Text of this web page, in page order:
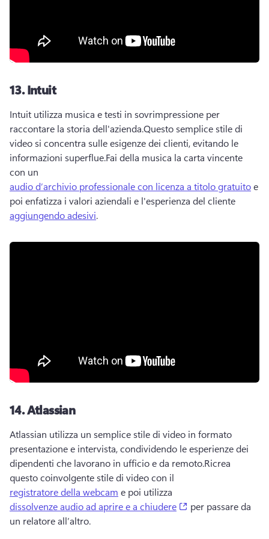
13.Intuit
Intuit utilizza musica e testi in sovrimpressione per
raccontare la storia dell'azienda.Questo semplice stile di
video si concentra sulle esigenze dei clienti, evitando le
informazioni superflue.Fai della musica la carta vincente
con un
audio d’archivio professionale con licenza a titolo gratuito e
poi enfatizza i valori aziendali e l'esperienza del cliente
aggiungendo adesivi.
14.Atlassian
Atlassian utilizza un semplice stile di video in formato
presentazione e intervista, condividendo le esperienze dei
dipendenti che lavorano in ufficio e da remoto.Ricrea
questo coinvolgente stile di video con il
registratore della webcam e poi utilizza
dissolvenze audio ad aprire e a chiudere
(opens in a new
per passare da
un relatore all’altro.